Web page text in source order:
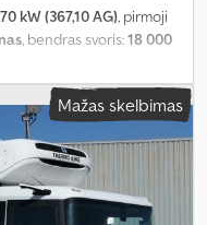
kW (367,10 AG), pirmoji
, bendras svoris:18 000
plotis:2 600 mm,
tūris:44 m³ , krovimo
elektroninė stabilumo
sistema, oro
Mažas skelbimas